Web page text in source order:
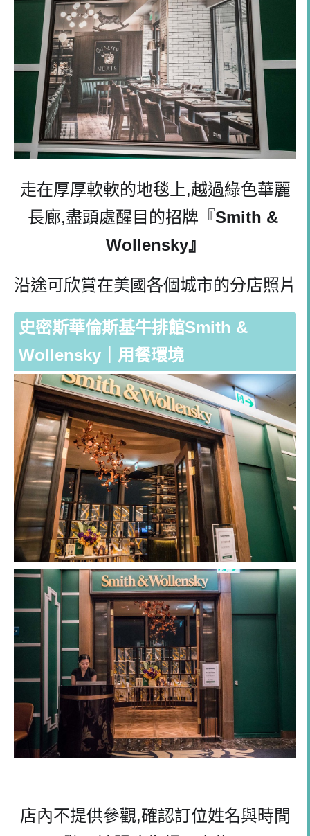
走在厚厚軟軟的地毯上,越過綠色華麗
長廊,盡頭處醒目的招牌『Smith &
Wollensky』
沿途可欣賞在美國各個城市的分店照片
史密斯華倫斯基牛排館Smith &
Wollensky｜用餐環境
店內不提供參觀,確認訂位姓名與時間